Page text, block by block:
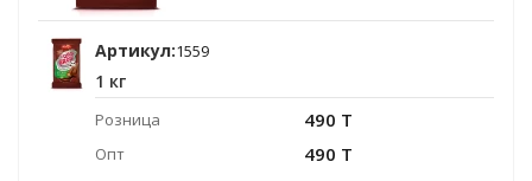
Артикул:1559
1 кг
Розница 490 T
Опт 490 T